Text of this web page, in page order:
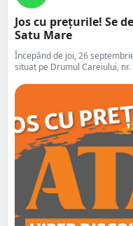
Jos cu prețurile! Se
Satu Mare
Începând de joi, 26
situat pe Drumul Careiului, nr.